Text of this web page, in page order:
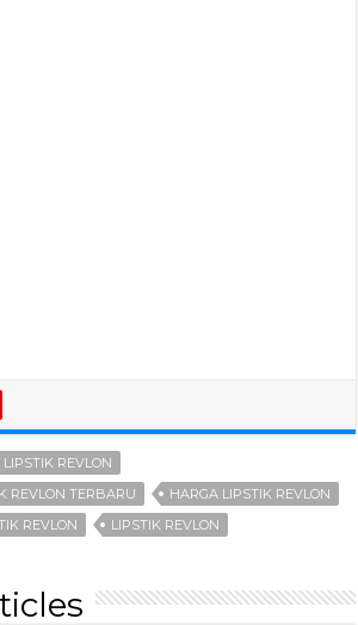
REVLON
REVLON TERBARU
HARGA LIPSTIK REVLON
REVLON
LIPSTIK REVLON